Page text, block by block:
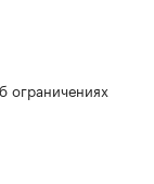
ограничениях